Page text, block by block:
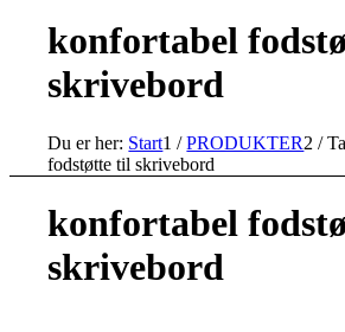
konfortabel
skrivebord
Du er her: Start1 / PRODUKTER2 /
fodstøtte til skrivebord
konfortabel
skrivebord